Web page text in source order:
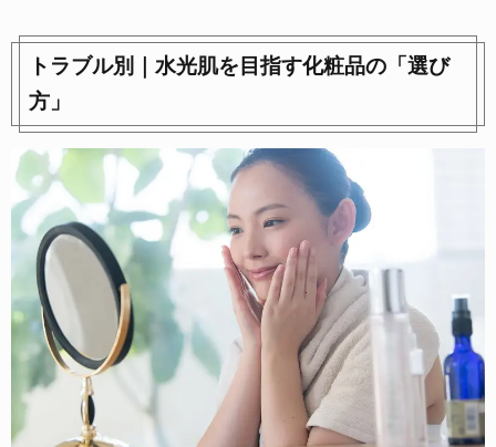
トラブル別｜水光肌を目指す化粧品の「選び
方」